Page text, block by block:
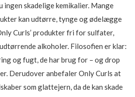
ingen skadelige kemikalier. Mange
kan udtørre, tynge og ødelægge
Curls’ produkter fri for sulfater,
alkoholer. Filosofien er klar:
og fugt, de har brug for – og drop
Derudover anbefaler Only Curls at
som glattejern, da de kan skade